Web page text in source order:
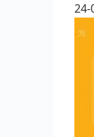
24-